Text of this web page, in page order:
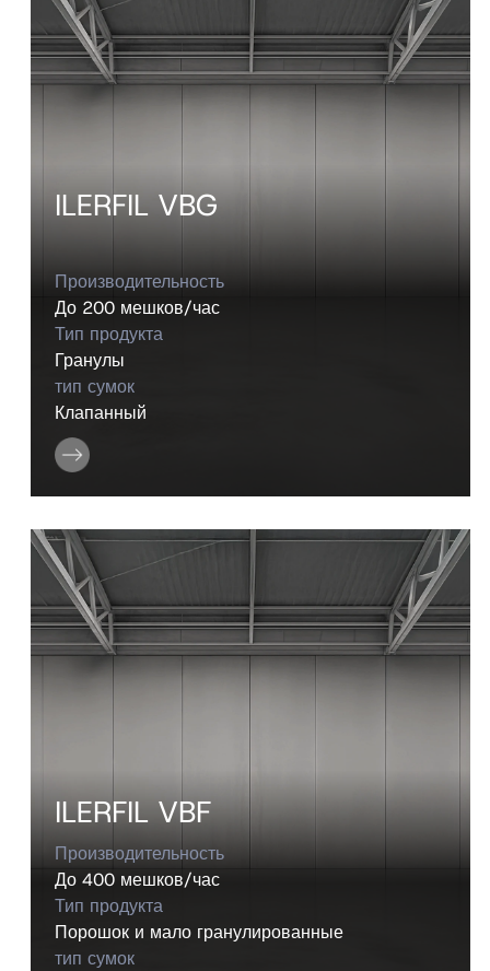
ILERFIL VBG
Производительность
До 200 мешков/час
Тип продукта
Гранулы
тип сумок
Клапанный
ILERFIL VBF
Производительность
До 400 мешков/час
Тип продукта
Порошок и мало гранулированные
тип сумок